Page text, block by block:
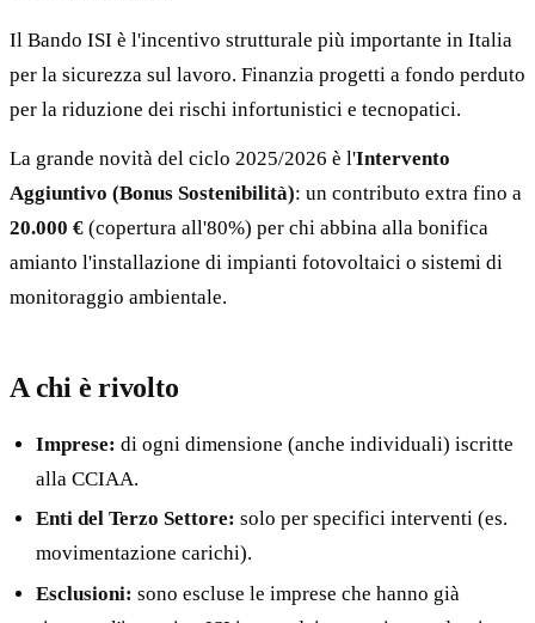
Il Bando ISI è l'incentivo strutturale più importante in Italia
per la sicurezza sul lavoro. Finanzia progetti a fondo perduto
per la riduzione dei rischi infortunistici e tecnopatici.
La grande novità del ciclo 2025/2026 è l'Intervento
Aggiuntivo (Bonus Sostenibilità): un contributo extra fino a
20.000 € (copertura all'80%) per chi abbina alla bonifica
amianto l'installazione di impianti fotovoltaici o sistemi di
monitoraggio ambientale.
A chi è rivolto
Imprese: di ogni dimensione (anche individuali) iscritte
alla CCIAA.
Enti del Terzo Settore: solo per specifici interventi (es.
movimentazione carichi).
Esclusioni: sono escluse le imprese che hanno già